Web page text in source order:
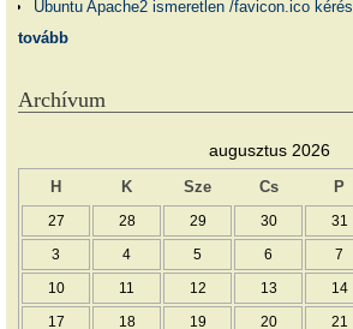
Ubuntu Apache2 ismeretlen /favicon.ico kérés
tovább
Archívum
augusztus 2026
H K Sze Cs P
27 28 29 30 31
3 4 5 6 7
10 11 12 13 14
17 18 19 20 21